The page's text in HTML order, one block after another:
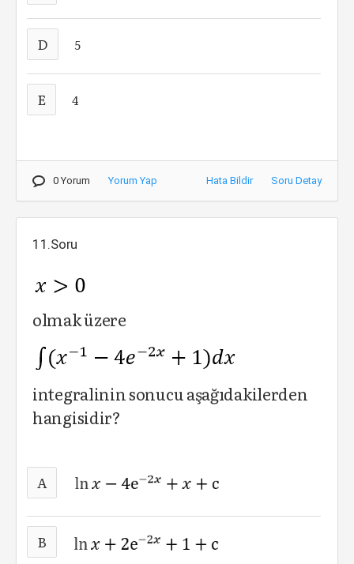
D 5
E 4
0 Yorum Yorum Yap Hata Bildir Soru Detay
11.Soru
olmak üzere
integralinin sonucu aşağıdakilerden
hangisidir?
A
B